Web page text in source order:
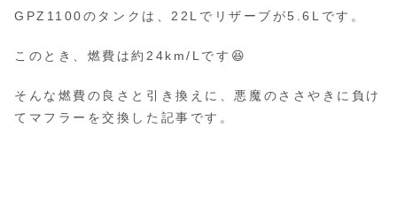
GPZ1100のタンクは、22Lでリザーブが5.6Lです。
このとき、燃費は約24km/Lです😆
そんな燃費の良さと引き換えに、悪魔のささやきに負け
てマフラーを交換した記事です。